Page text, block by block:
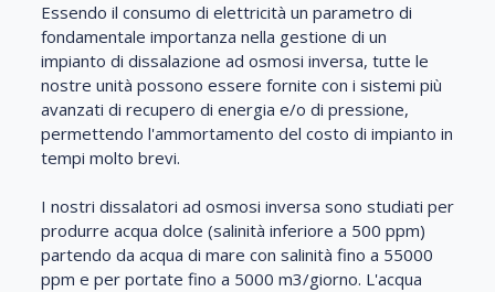
Essendo il consumo di elettricità un parametro di
fondamentale importanza nella gestione di un
impianto di dissalazione ad osmosi inversa, tutte le
nostre unità possono essere fornite con i sistemi più
avanzati di recupero di energia e/o di pressione,
permettendo l'ammortamento del costo di impianto in
tempi molto brevi.
I nostri dissalatori ad osmosi inversa sono studiati per
produrre acqua dolce (salinità inferiore a 500 ppm)
partendo da acqua di mare con salinità fino a 55000
ppm e per portate fino a 5000 m3/giorno. L'acqua